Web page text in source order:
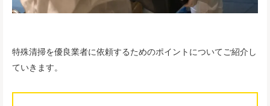
特殊清掃を優良業者に依頼するためのポイントについてご紹介し
ていきます。